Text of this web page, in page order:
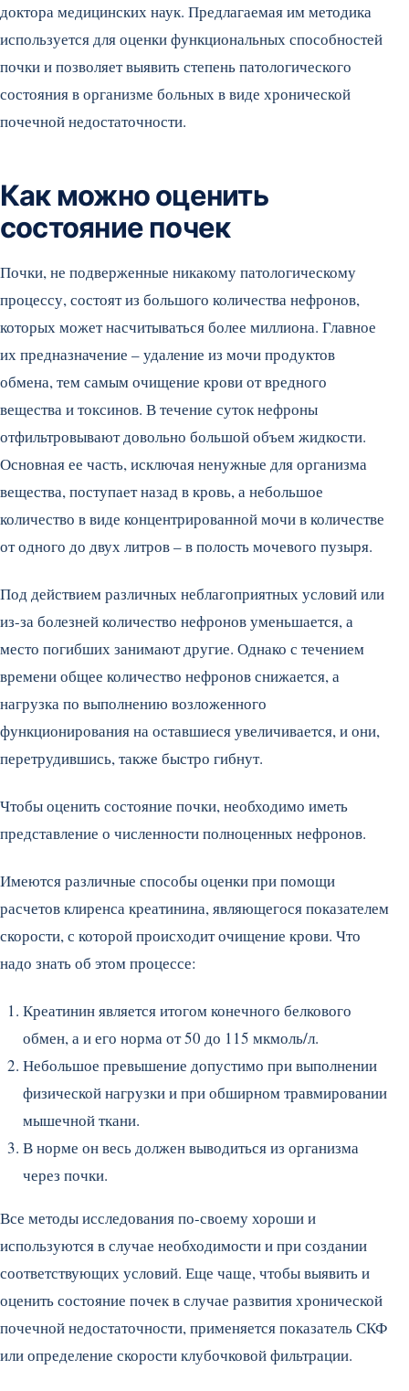
доктора медицинских наук. Предлагаемая им методика
используется для оценки функциональных способностей
почки и позволяет выявить степень патологического
состояния в организме больных в виде хронической
почечной недостаточности.
Как можно оценить
состояние почек
Почки, не подверженные никакому патологическому
процессу, состоят из большого количества нефронов,
которых может насчитываться более миллиона. Главное
их предназначение – удаление из мочи продуктов
обмена, тем самым очищение крови от вредного
вещества и токсинов. В течение суток нефроны
отфильтровывают довольно большой объем жидкости.
Основная ее часть, исключая ненужные для организма
вещества, поступает назад в кровь, а небольшое
количество в виде концентрированной мочи в количестве
от одного до двух литров – в полость мочевого пузыря.
Под действием различных неблагоприятных условий или
из-за болезней количество нефронов уменьшается, а
место погибших занимают другие. Однако с течением
времени общее количество нефронов снижается, а
нагрузка по выполнению возложенного
функционирования на оставшиеся увеличивается, и они,
перетрудившись, также быстро гибнут.
Чтобы оценить состояние почки, необходимо иметь
представление о численности полноценных нефронов.
Имеются различные способы оценки при помощи
расчетов клиренса креатинина, являющегося показателем
скорости, с которой происходит очищение крови. Что
надо знать об этом процессе:
Креатинин является итогом конечного белкового
обмен, а и его норма от 50 до 115 мкмоль/л.
Небольшое превышение допустимо при выполнении
физической нагрузки и при обширном травмировании
мышечной ткани.
В норме он весь должен выводиться из организма
через почки.
Все методы исследования по-своему хороши и
используются в случае необходимости и при создании
соответствующих условий. Еще чаще, чтобы выявить и
оценить состояние почек в случае развития хронической
почечной недостаточности, применяется показатель СКФ
или определение скорости клубочковой фильтрации.